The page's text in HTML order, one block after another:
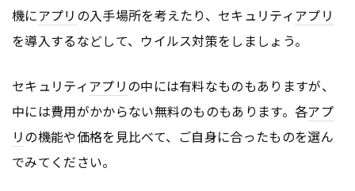
機にアプリ の入手場所を考えたり、セキュリティアプリ
を導入するなどして、ウイルス対策をしましょう。
セキュリティアプリの中には有料なものもありますが、
中には費用がかからない無料のものもあります。各アプ
リの機能や価格を見比べて、ご自身に合ったものを選ん
でみてください。